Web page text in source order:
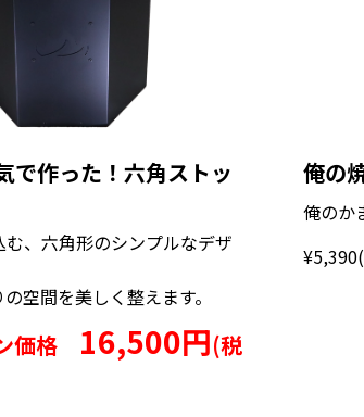
で作った！六角ストッ
、六角形のシンプルなデザ
空間を美しく整えます。
価格 16,500円(税
俺の
俺のか
¥5,390